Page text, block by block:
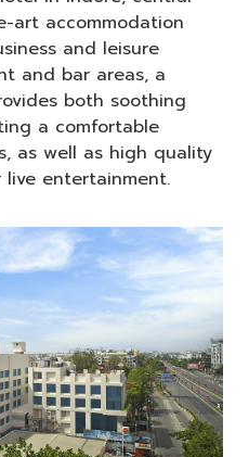
art accommodation
and leisure
and bar areas, a
both soothing
a comfortable
as well as high quality
entertainment.